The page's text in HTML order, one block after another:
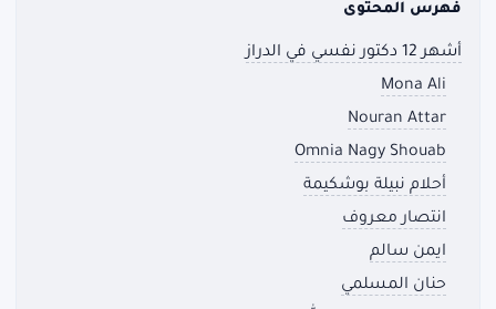
فهرس المحتوى
أشهر 12 دكتور نفسي في الدراز
Mona Ali
Nouran Attar
Omnia Nagy Shouab
أحلام نبيلة بوشكيمة
انتصار معروف
ايمن سالم
حنان المسلمي